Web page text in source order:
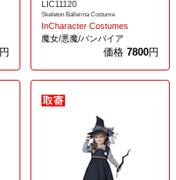
円
LIC11120
Skeleton Ballerina Costume
InCharacter Costumes
魔女/悪魔/バンパイア
価格 7800円